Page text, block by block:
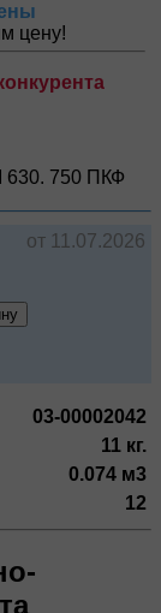
цену!
750 ПКФ
от 11.07.2026
03-00002042
11 кг.
0.074 м3
12